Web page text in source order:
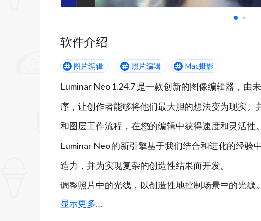
软件介绍
图片编辑 照片编辑 Mac摄影
Luminar Neo 1.24.7 是一款创新的图像编辑器，由
序，让创作者能够将他们最大胆的想法变为现实
和图层工作流程，在您的编辑中获得速度和灵活性。
Luminar Neo 的新引擎基于我们结合和进化的经验
造力，并为实现复杂的创造性结果而开发。
调整照片中的光线，以创造性地控制场景中的光
光，以独立调整背景和前景的曝光。
显示更多…